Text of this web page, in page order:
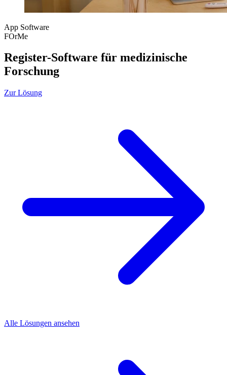
App Software
FOrMe
Register-Software für medizinische
Forschung
Zur Lösung
Alle Lösungen ansehen